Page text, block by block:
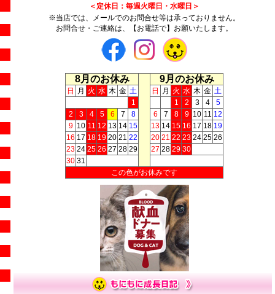
＜定休日：毎週火曜日・水曜日＞
※当店では、メールでのお問合せ等は承っておりません。
お問合せ・ご連絡は、【お電話で】お願いたします。
8月のお休み 9月のお休み
日 月 火 水 木 金 土 日 月 火 水 木 金 土
1
1 2 3 4
5
2
3 4 5 6 7 8 6 7 8 9 10 11 12
9 10 11 12 13 14 15 13 14 15 16 17 18 19
16 17 18 19 20 21 22 20 21 22 23 24 25 26
23 24 25 26 27 28 29 27 28 29 30
30 31
この色がお休みです